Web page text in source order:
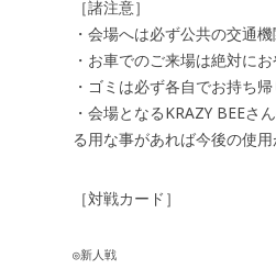
［諸注意］
・会場へは必ず公共の交通機
・お車でのご来場は絶対にお
・ゴミは必ず各自でお持ち帰
・会場となるKRAZY BEE
る用な事があれば今後の使
［対戦カード］
◎新人戦